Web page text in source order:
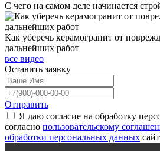
С чего на самом деле начинается
Как уберечь керамогранит от
дальнейших работ
все видео
Оставить заявку
Отправить
Я даю согласие на обработку
согласно пользовательскому
обработки персональных данных